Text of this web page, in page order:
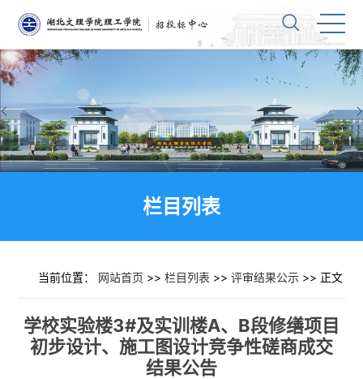
栏目列表
当前位置： 网站首页 >>栏目列表 >>评审结果公示 >> 正文
学校实验楼3#及实训楼A、B段修缮项目
初步设计、施工图设计竞争性磋商成交
结果公告